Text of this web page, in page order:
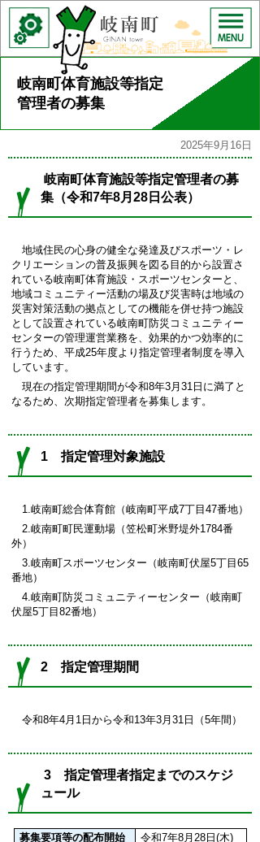
岐南町体育施設等指定
管理者の募集
2025年9月16日
岐南町体育施設等指定管理者の募
集（令和7年8月28日公表）
地域住民の心身の健全な発達及びスポーツ・レ
クリエーションの普及振興を図る目的から設置さ
れている岐南町体育施設・スポーツセンターと、
地域コミュニティー活動の場及び災害時は地域の
災害対策活動の拠点としての機能を併せ持つ施設
として設置されている岐南町防災コミュニティー
センターの管理運営業務を、効果的かつ効率的に
行うため、平成25年度より指定管理者制度を導入
しています。
現在の指定管理期間が令和8年3月31日に満了と
なるため、次期指定管理者を募集します。
1 指定管理対象施設
1.岐南町総合体育館（岐南町平成7丁目47番地）
2.岐南町町民運動場（笠松町米野堤外1784番
外）
3.岐南町スポーツセンター（岐南町伏屋5丁目65
番地）
4.岐南町防災コミュニティーセンター（岐南町
伏屋5丁目82番地）
2 指定管理期間
令和8年4月1日から令和13年3月31日（5年間）
3 指定管理者指定までのスケジ
ュール
募集要項等の配布開始
令和7年8月28日(木)